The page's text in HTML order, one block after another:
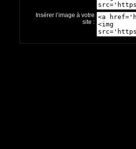
Insérer l’image à votre
site :